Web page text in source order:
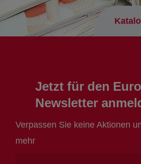
Jetzt für den
Newsletter
Verpassen Sie keine Aktionen
mehr